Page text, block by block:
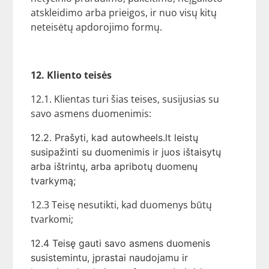
atskleidimo arba prieigos, ir nuo visų kitų
neteisėtų apdorojimo formų.
12. Kliento teisės
12.1. Klientas turi šias teises, susijusias su
savo asmens duomenimis:
12.2. Prašyti, kad autowheels.lt leistų
susipažinti su duomenimis ir juos ištaisytų
arba ištrintų, arba apribotų duomenų
tvarkymą;
12.3 Teisę nesutikti, kad duomenys būtų
tvarkomi;
12.4 Teisę gauti savo asmens duomenis
susistemintu, įprastai naudojamu ir